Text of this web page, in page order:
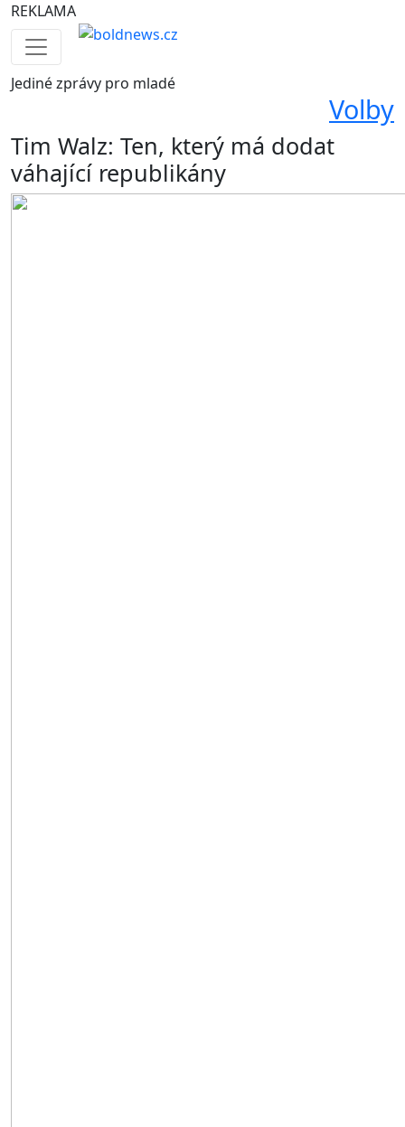
REKLAMA
Jedinézprávy pro mladé
Volby
Tim Walz: Ten, který má dodat
váhající republikány